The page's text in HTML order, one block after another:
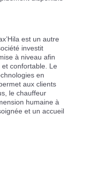
est un autre
investit
à niveau afin
confortable. Le
en
aux clients
le chauffeur
humaine à
et un accueil